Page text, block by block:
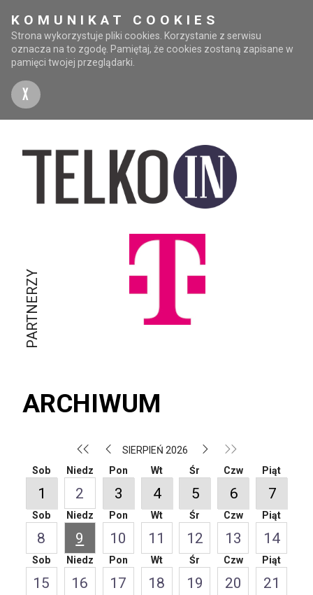
KOMUNIKAT COOKIES
Strona wykorzystuje pliki cookies. Korzystanie z serwisu
oznacza na to zgodę. Pamiętaj, że cookies zostaną zapisane w
pamięci twojej przeglądarki.
X
PARTNERZY
ARCHIWUM
SIERPIEŃ 2026
Sob
1
Niedz
2
Pon
3
Wt
4
Śr
5
Czw
6
Piąt
7
Sob
8
Niedz
9
Pon
10
Wt
11
Śr
12
Czw
13
Piąt
14
Sob
15
Niedz
16
Pon
17
Wt
18
Śr
19
Czw
20
Piąt
21